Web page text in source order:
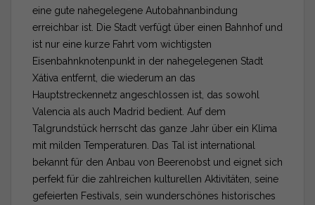
eine gute nahegelegene Autobahnanbindung
erreichbar ist. Die Stadt verfügt über einen Bahnhof und
ist nur eine kurze Fahrt vom wichtigsten
Eisenbahnknotenpunkt in der nahegelegenen Stadt
Xátiva entfernt, die wiederum an das
Hauptstreckennetz angeschlossen ist, das sowohl
Valencia als auch Madrid bedient. Auf dem
Talgrundstück herrscht das ganze Jahr über ein Klima
mit milden Temperaturen. Das Tal ist international
bekannt für den Anbau von Beerenobst und eignet sich
perfekt für die zahlreichen kulturellen Aktivitäten, seine
gefeierten Festivals, sein wunderschönes historisches